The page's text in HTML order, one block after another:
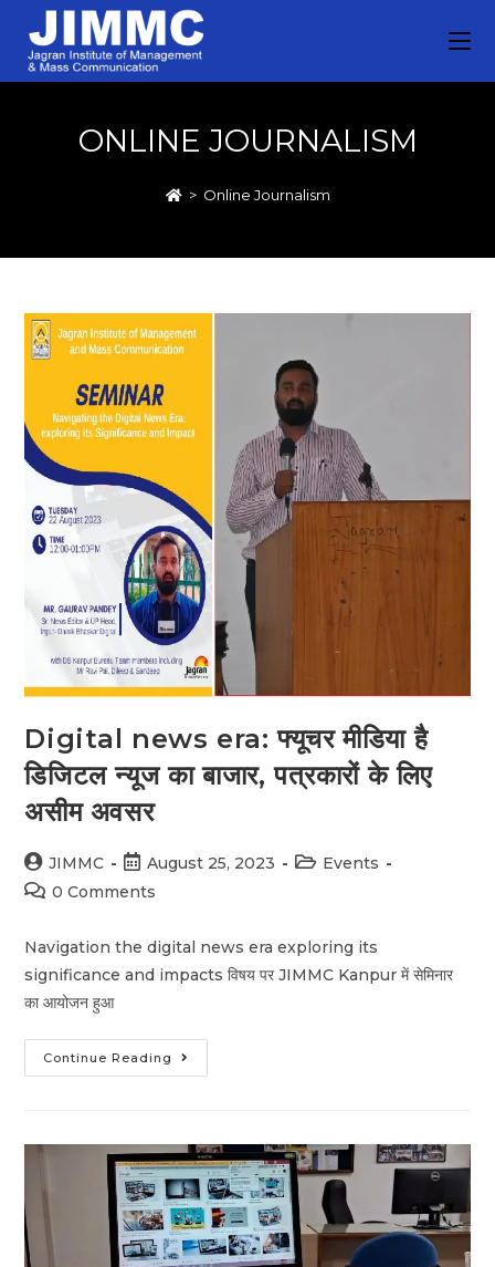
ONLINE JOURNALISM
> Online Journalism
Digital news era: फ्यूचर मीडिया है
डिजिटल न्यूज का बाजार, पत्रकारों के लिए
असीम अवसर
JIMMC August 25, 2023
Events
0 Comments
Navigation the digital news era exploring its
significance and impacts विषय पर JIMMC Kanpur में सेमिनार
का आयोजन हुआ
Continue Reading